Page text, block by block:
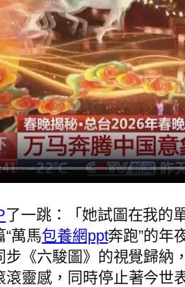
了一跳：「她試圖在我的
萬馬包養網ppt奔跑”的年
《六駿圖》的視覺歸
靈感，同時停止著今世